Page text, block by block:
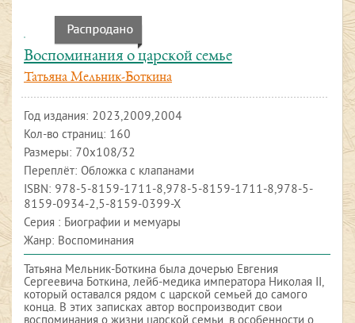
Воспоминания о царской семье
Татьяна Мельник-Боткина
Год издания: 2023,2009,2004
Кол-во страниц: 160
Размеры: 70х108/32
Переплёт: Обложка с клапанами
ISBN: 978-5-8159-1711-8,978-5-8159-1711-8,978-5-
8159-0934-2,5-8159-0399-X
Серия : Биографии и мемуары
Жанр: Воспоминания
Татьяна Мельник-Боткина была дочерью Евгения
Сергеевича Боткина, лейб-медика императора Николая II,
который оставался рядом с царской семьей до самого
конца. В этих записках автор воспроизводит свои